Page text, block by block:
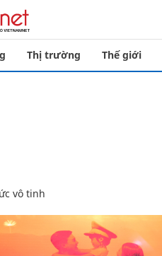
Thị trường Thế giới
vô tinh